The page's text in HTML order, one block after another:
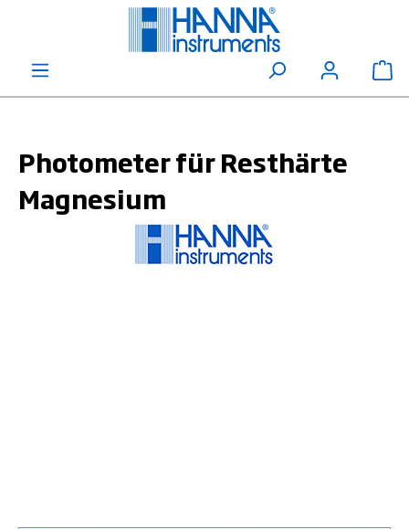
Photometer für Resthärte
Magnesium